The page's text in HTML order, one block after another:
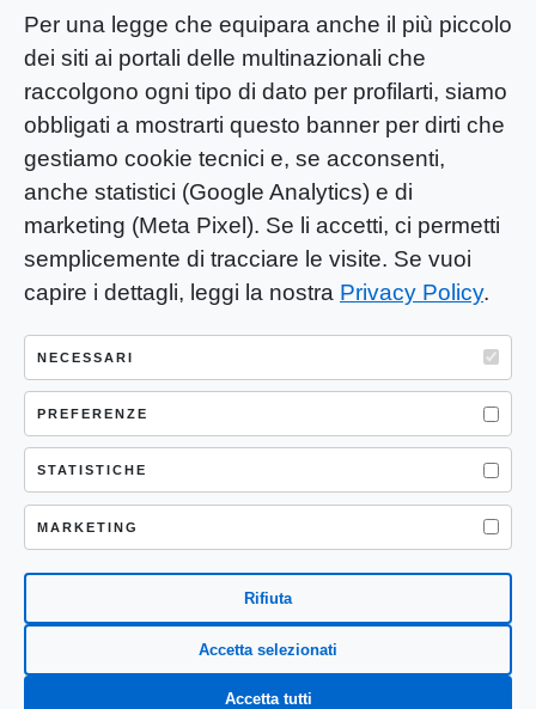
Per una legge che equipara anche il più piccolo
dei siti ai portali delle multinazionali che
raccolgono ogni tipo di dato per profilarti, siamo
obbligati a mostrarti questo banner per dirti che
gestiamo cookie tecnici e, se acconsenti,
anche statistici (Google Analytics) e di
marketing (Meta Pixel). Se li accetti, ci permetti
semplicemente di tracciare le visite. Se vuoi
capire i dettagli, leggi la nostra Privacy Policy.
NECESSARI
PREFERENZE
STATISTICHE
MARKETING
Rifiuta
Accetta selezionati
Accetta tutti
YOU-ng Slow Journalism è una testata
giornalistica di proprietà di Mastino S.R.L.
Registrazione presso Trib. Santa Maria
Capua Vetere (CE) n° 900 del 31/01/2025 |
ISSN 3103-4683
P.IVA: 04755530617
Sede Legale: CASERTA – VIA LORENZO MARIA
NERONI 11 CAP 81100